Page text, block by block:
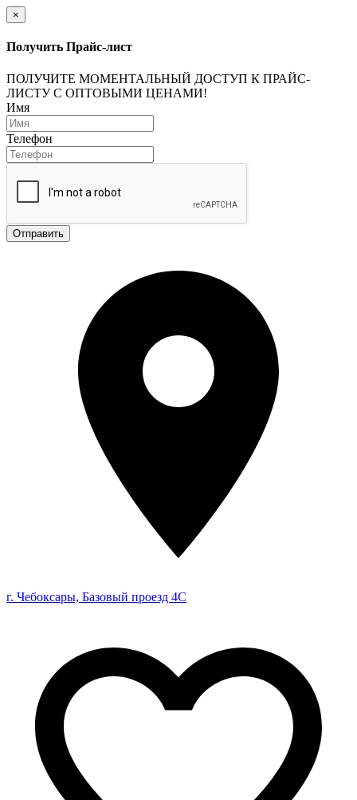
×
Получить Прайс-лист
ПОЛУЧИТЕ МОМЕНТАЛЬНЫЙ ДОСТУП К ПРАЙС-
ЛИСТУ С ОПТОВЫМИ ЦЕНАМИ!
Имя
Телефон
Отправить
г. Чебоксары, Базовый проезд 4С